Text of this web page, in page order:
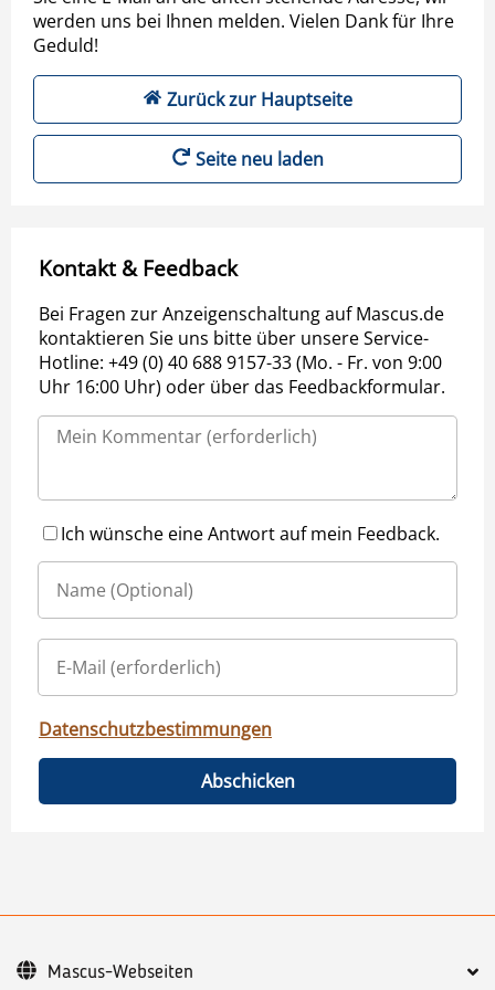
werden uns bei Ihnen melden. Vielen Dank für Ihre
Geduld!
Zurück zur Hauptseite
Seite neu laden
Kontakt & Feedback
Bei Fragen zur Anzeigenschaltung auf Mascus.de
kontaktieren Sie uns bitte über unsere Service-
Hotline: +49 (0) 40 688 9157-33 (Mo. - Fr. von 9:00
Uhr 16:00 Uhr) oder über das Feedbackformular.
Ich wünsche eine Antwort auf mein Feedback.
Datenschutzbestimmungen
Abschicken
Mascus-Webseiten